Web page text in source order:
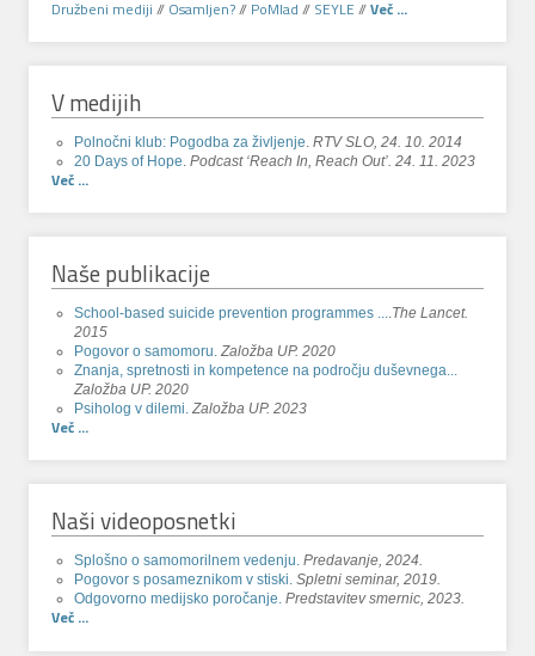
Družbeni mediji // Osamljen?// PoMlad // SEYLE //Več ...
V medijih
Polnočni klub: Pogodba za življenje. RTV SLO, 24. 10. 2014
20 Days of Hope. Podcast ‘Reach In, Reach Out’. 24. 11. 2023
Več ...
Naše publikacije
School-based suicide prevention programmes ....The Lancet.
2015
Pogovor o samomoru.Založba UP. 2020
Znanja, spretnosti in kompetence na področju duševnega...
Založba UP. 2020
Psiholog v dilemi. Založba UP. 2023
Več ...
Naši videoposnetki
Splošno o samomorilnem vedenju. Predavanje, 2024.
Pogovor s posameznikom v stiski. Spletni seminar, 2019.
Odgovorno medijsko poročanje. Predstavitev smernic, 2023.
Več ...